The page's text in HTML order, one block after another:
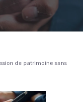
de patrimoine sans